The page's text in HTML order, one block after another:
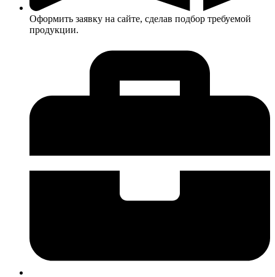
Оформить заявку на сайте, сделав подбор требуемой
продукции.